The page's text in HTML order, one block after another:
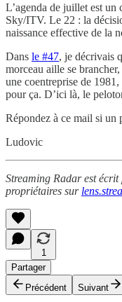
L’agenda de juillet est
Sky/ITV. Le 22 : la
naissance effective de la
Dans le #47, je décrivais
morceau aille se
une coentreprise de
pour ça. D’ici là, le
Répondez à ce mail si un
Ludovic
Streaming Radar est
propriétaires sur
1
Partager
Précédent
Suivant